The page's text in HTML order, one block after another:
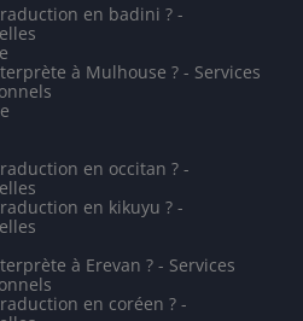
en badini ? -
à Mulhouse ? - Services
en occitan ? -
en kikuyu ? -
à Erevan ? - Services
en coréen ? -